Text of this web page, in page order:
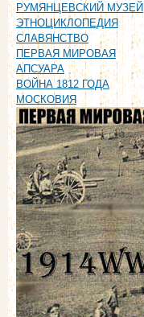
РУМЯНЦЕВСКИЙ МУЗЕЙ
ЭТНОЦИКЛОПЕДИЯ
СЛАВЯНСТВО
ПЕРВАЯ МИРОВАЯ
АПСУАРА
ВОЙНА 1812 ГОДА
МОСКОВИЯ